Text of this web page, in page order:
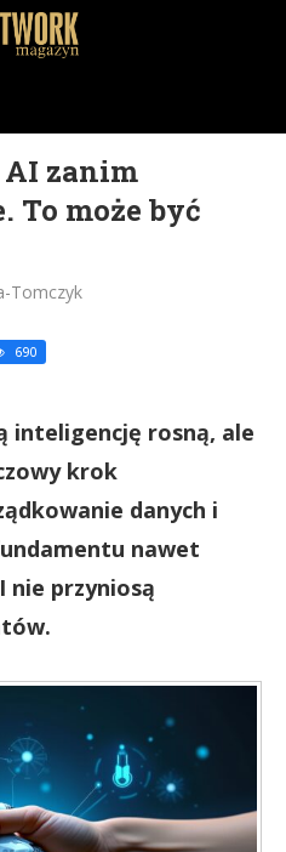
zanim
To może być
Tomczyk
690
inteligencję rosną, ale
krok
danych i
nawet
nie przyniosą